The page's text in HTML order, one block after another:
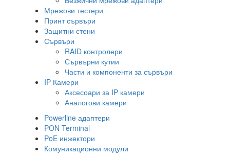
Мрежови тестери
Принт сървъри
Защитни стени
Сървъри
RAID контролери
Сървърни кутии
Части и компоненти за сървъри
IP Камери
Аксесоари за IP камери
Аналогови камери
Powerline адаптери
PON Terminal
PoE инжектори
Комуникационни модули